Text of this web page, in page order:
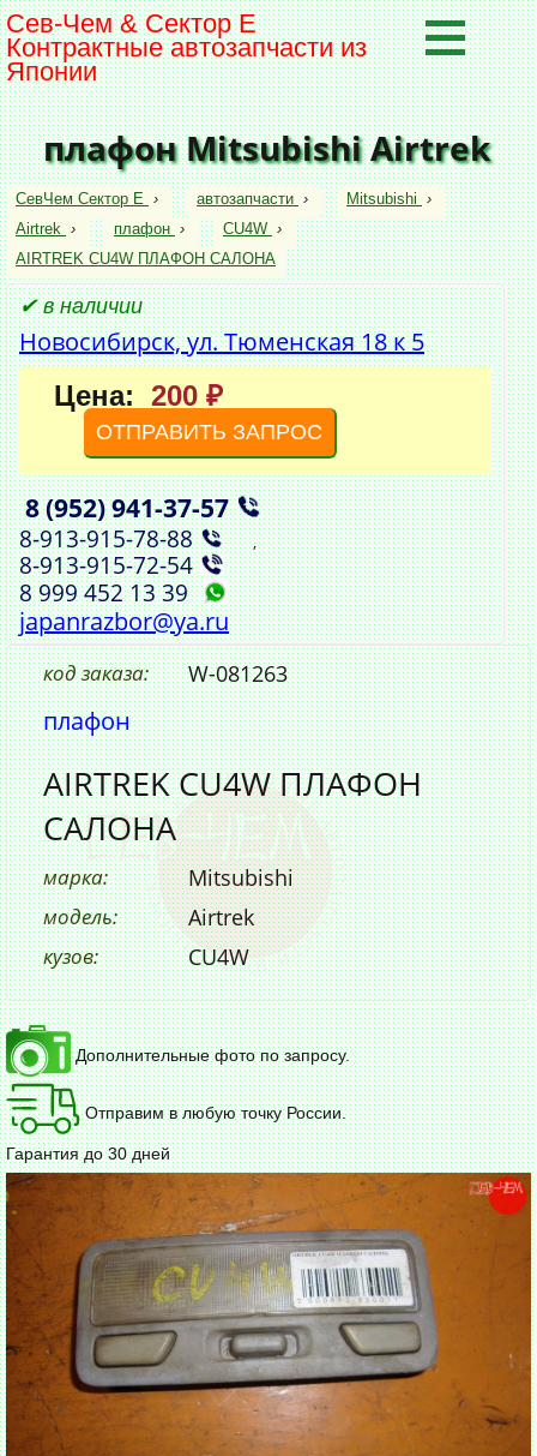
Сев-Чем & Сектор Е
Контрактные автозапчасти из
Японии
плафон Mitsubishi Airtrek
СевЧем Сектор Е › автозапчасти › Mitsubishi ›
Airtrek › плафон › CU4W ›
AIRTREK CU4W ПЛАФОН САЛОНА
✔ в наличии
Новосибирск, ул. Тюменская 18 к 5
Цена: 200 ₽
ОТПРАВИТЬ ЗАПРОС
8 (952)941‑37‑57 ,
8‑913‑915‑78‑88 ,
8‑913‑915‑72‑54
8 999 452 13 39
japanrazbor@ya.ru
код заказа: W-081263
плафон
AIRTREK CU4W ПЛАФОН
САЛОНА
марка: Mitsubishi
модель: Airtrek
кузов: CU4W
Дополнительные фото по запросу.
Отправим в любую точку России.
Гарантия до 30 дней